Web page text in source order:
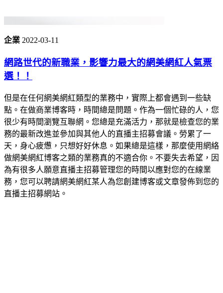
企業 2022-03-11
網路世代的新職業，影響力最大的網美網紅人氣票
選！！
但是在任何網美網紅類型的業務中，實際上都會遇到一些缺
點。在做商業博客時，時間總是問題。作為一個忙碌的人，您
很少有時間瀏覽互聯網。您總是充滿活力，那就是檢查您的業
務的最新改進並參加與其他人的直播主招募會議。勞累了一
天，身心疲憊，只想好好休息。如果總是這樣，那麼使用網絡
做網美網紅博客之類的業務真的不適合你。不要失去希望，因
為有很多人願意直播主招募管理您的時間以應對您的在線業
務，您可以聘請網美網紅某人為您創建博客或文章發佈到您的
直播主招募網站。